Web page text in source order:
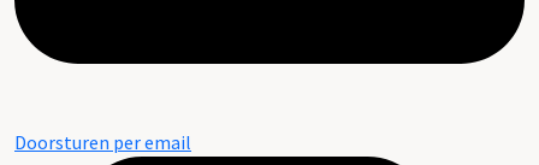
Doorsturen per email